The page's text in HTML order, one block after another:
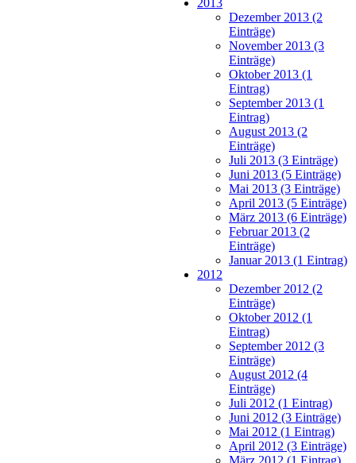
Dezember 2013 (2
Einträge)
November 2013 (3
Einträge)
Oktober 2013 (1
Eintrag)
September 2013 (1
Eintrag)
August 2013 (2
Einträge)
Juli 2013 (3 Einträge)
Juni 2013 (5 Einträge)
Mai 2013 (3 Einträge)
April 2013 (5 Einträge)
März 2013 (6 Einträge)
Februar 2013 (2
Einträge)
Januar 2013 (1 Eintrag)
2012
Dezember 2012 (2
Einträge)
Oktober 2012 (1
Eintrag)
September 2012 (3
Einträge)
August 2012 (4
Einträge)
Juli 2012 (1 Eintrag)
Juni 2012 (3 Einträge)
Mai 2012 (1 Eintrag)
April 2012 (3 Einträge)
März 2012 (1 Eintrag)